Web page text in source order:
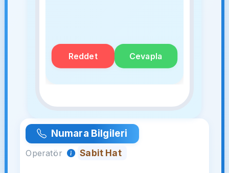
Reddet Cevapla
Numara Bilgileri
Operatör Sabit Hat